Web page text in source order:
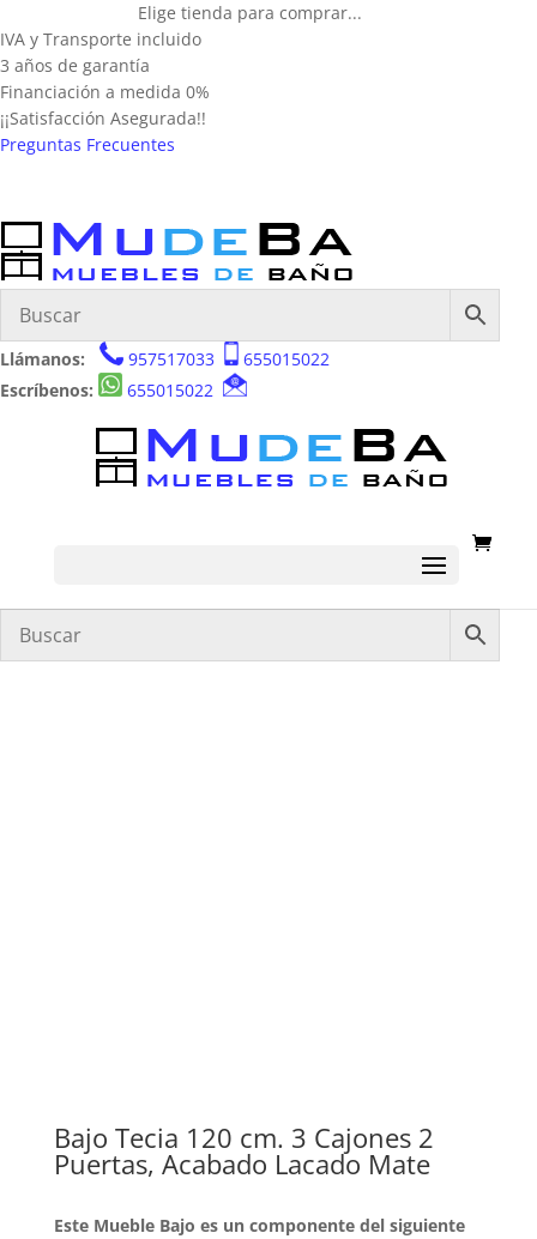
Elige tienda para comprar...
IVA y Transporte incluido
3 años de garantía
Financiación a medida 0%
¡¡Satisfacción Asegurada!!
Preguntas Frecuentes
Llámanos: 957517033
655015022
Escríbenos:
655015022
Bajo Tecia 120 cm. 3 Cajones 2
Puertas, Acabado Lacado Mate
Este Mueble Bajo es un componente del siguiente